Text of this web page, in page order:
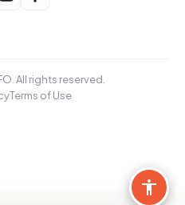
All rights reserved.
Terms of Use